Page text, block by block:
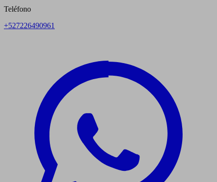
Teléfono
+527226490961